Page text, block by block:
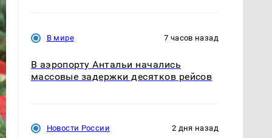
В мире 7 часов назад
В аэропорту Антальи начались
массовые задержки десятков рейсов
Новости России 2 дня назад